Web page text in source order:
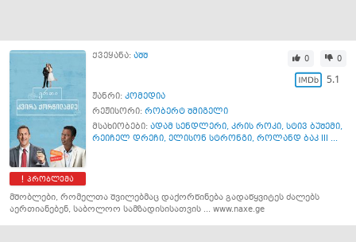
პრობლემა
ქვეყანა: აშშ 0 0
5.1
ჟანრი: კომედია
რეჟისორი: რობერტ შმიგელი
მსახიობები: ადამ სენდლერი, კრის როკი, სტივ ბუშემი,
რეიჩელ დრეჩი, ელისონ სტრონგი, როლანდ ბაკ III ...
მშობლები, რომელთა შვილებმაც დაქორწინება გადაწყვიტეს ძალებს
აერთიანებენ, საბოლოო სამზადისისათვის ... www.naxe.ge